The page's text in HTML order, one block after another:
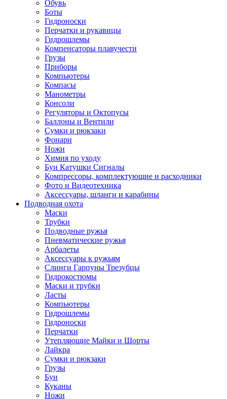
Обувь
Боты
Гидроноски
Перчатки и рукавицы
Гидрошлемы
Компенсаторы плавучести
Грузы
Приборы
Компьютеры
Компасы
Манометры
Консоли
Регуляторы и Октопусы
Баллоны и Вентили
Сумки и рюкзаки
Фонари
Ножи
Химия по уходу
Буи Катушки Сигналы
Компрессоры, комплектующие и расходники
Фото и Видеотехника
Аксессуары, шланги и карабины
Подводная охота
Маски
Трубки
Подводные ружья
Пневматические ружья
Арбалеты
Аксессуары к ружьям
Слинги Гарпуны Трезубцы
Гидрокостюмы
Маски и трубки
Ласты
Компьютеры
Гидрошлемы
Гидроноски
Перчатки
Утепляющие Майки и Шорты
Лайкра
Сумки и рюкзаки
Грузы
Буи
Куканы
Ножи